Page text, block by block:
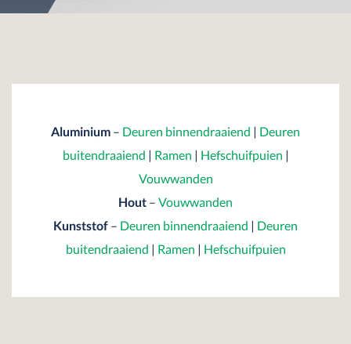
Aluminium – Deuren binnendraaiend | Deuren
buitendraaiend | Ramen | Hefschuifpuien |
Vouwwanden
Hout – Vouwwanden
Kunststof – Deuren binnendraaiend | Deuren
buitendraaiend | Ramen | Hefschuifpuien